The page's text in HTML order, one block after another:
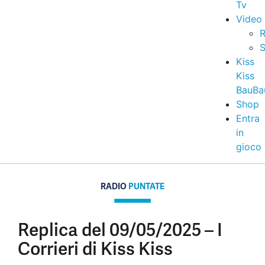
Tv
Video
Kiss
Kiss
Shop
Entra
in
gioco
RADIO PUNTATE
Replica del 09/05/2025 – I
Corrieri di Kiss Kiss